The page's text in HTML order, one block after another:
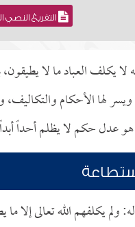
التفريغ النصي
لا يكلف العباد ما لا
لها الأحكام
عدل حكم لا يظلم أحداً
ولم يكلفهم الله تعالى إلا